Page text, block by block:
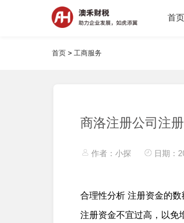
首页
首页 > 工商服务
商洛注册公司注
作者：小探 日期：
合理性分析 注册资金的
注册资金不宜过高，以免